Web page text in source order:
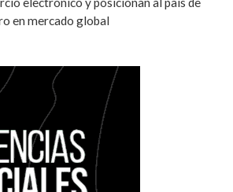
en mercado global